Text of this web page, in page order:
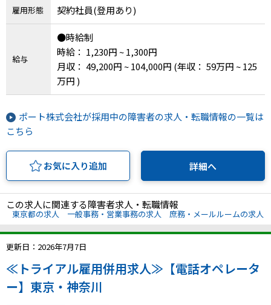
雇用形態 契約社員(登用あり)
給与
●時給制
時給： 1,230円 ~ 1,300円
月収： 49,200円 ~ 104,000円 (年収： 59万円 ~ 125
万円 )
ポート株式会社が採用中の障害者の求人・転職情報の一覧は
こちら
お気に入り追加 詳細へ
この求人に関連する障害者求人・転職情報
東京都の求人 一般事務・営業事務の求人 庶務・メールルームの求人
更新日：2026年7月7日
≪トライアル雇用併用求人≫【電話オペレータ
ー】東京・神奈川